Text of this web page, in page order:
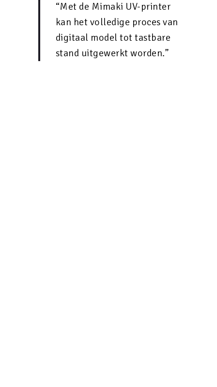
“Met de Mimaki UV-printer
kan het volledige proces van
digitaal model tot tastbare
stand uitgewerkt worden.”